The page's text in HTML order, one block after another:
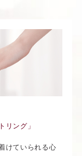
リング」
けていられる心